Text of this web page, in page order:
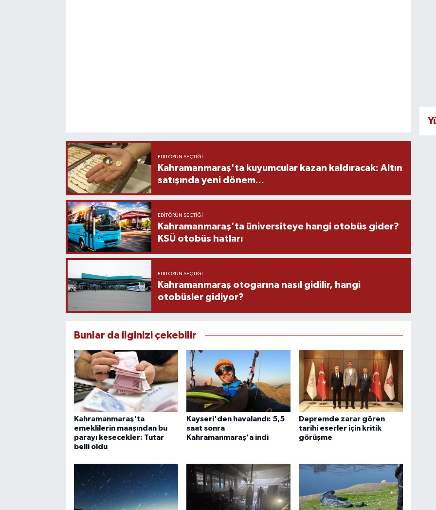
EDITÖRÜN SEÇTIĞI
Kahramanmaraş'ta kuyumcular kazan kaldıracak: Altın
satışında yeni dönem...
EDITÖRÜN SEÇTIĞI
Kahramanmaraş'ta üniversiteye hangi otobüs gider?
KSÜ otobüs hatları
EDITÖRÜN SEÇTIĞI
Kahramanmaraş otogarına nasıl gidilir, hangi
otobüsler gidiyor?
Bunlar da ilginizi çekebilir
Kahramanmaraş'ta
emeklilerin maaşından bu
parayı kesecekler: Tutar
belli oldu
Kayseri'den havalandı: 5,5
saat sonra
Kahramanmaraş'a indi
Depremde zarar gören
tarihi eserler için kritik
görüşme